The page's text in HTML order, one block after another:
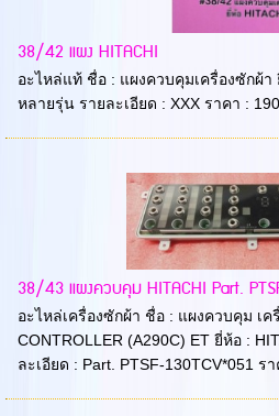
38/42 แผง HITACHI
อะไหล่แท้ ชื่อ : แผงควบคุมเครื่องซักผ้า
หลายรุ่น รายละเอียด : XXX ราคา :
38/43 แผงควบคุม HITACHI Part.
อะไหล่เครื่องซักผ้า ชื่อ : แผงควบคุม เค
CONTROLLER (A290C) ET ยี่ห้อ :
ละเอียด : Part. PTSF-130TCV*051 รา